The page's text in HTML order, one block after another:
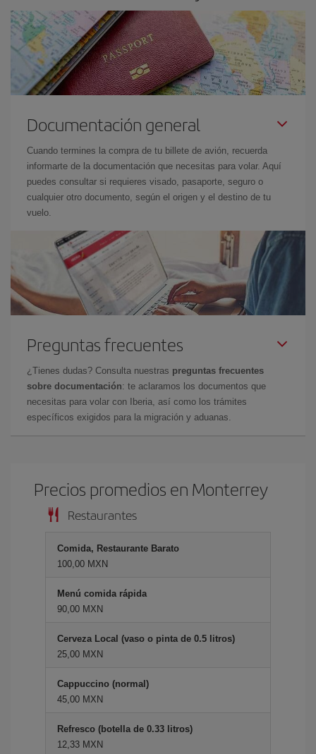
Documentación general
Cuando termines la compra de tu billete de avión, recuerda
informarte de la documentación que necesitas para volar. Aquí
puedes consultar si requieres visado, pasaporte, seguro o
cualquier otro documento, según el origen y el destino de tu
vuelo.
Preguntas frecuentes
¿Tienes dudas? Consulta nuestras preguntas frecuentes
sobre documentación: te aclaramos los documentos que
necesitas para volar con Iberia, así como los trámites
específicos exigidos para la migración y aduanas.
Precios promedios en Monterrey
Restaurantes
Comida, Restaurante Barato
100,00 MXN
Menú comida rápida
90,00 MXN
Cerveza Local (vaso o pinta de 0.5 litros)
25,00 MXN
Cappuccino (normal)
45,00 MXN
Refresco (botella de 0.33 litros)
12,33 MXN